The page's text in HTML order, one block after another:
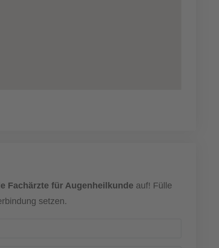
Fachärzte für Augenheilkunde auf! Fülle
setzen.